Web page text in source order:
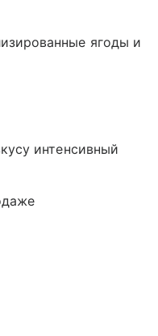
ягоды и
интенсивный